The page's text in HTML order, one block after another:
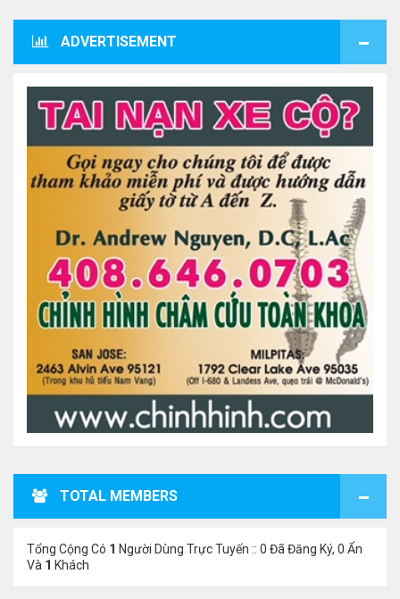
ADVERTISEMENT
TOTAL MEMBERS
Tổng Cộng Có 1 Người Dùng Trực Tuyến :: 0 Đã Đăng Ký, 0 Ẩn
Và 1 Khách